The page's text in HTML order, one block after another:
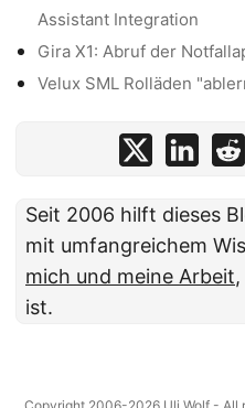
Assistant Integration
Gira X1: Abruf der
Velux SML Rolläden
Seit 2006 hilft dieses
mit umfangreichem
mich und meine Arbeit
ist.